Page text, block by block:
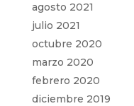
agosto 2021
julio 2021
octubre 2020
marzo 2020
febrero 2020
diciembre 2019